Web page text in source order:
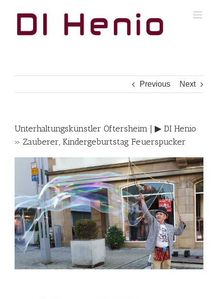
Previous Next
Unterhaltungskünstler Oftersheim | ▶︎ DI Henio
» Zauberer, Kindergeburtstag Feuerspucker